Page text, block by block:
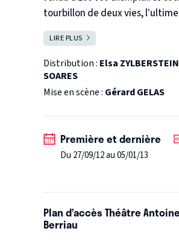
tourbillon de deux vies,
l’écrivain humaniste et sa
rivages paradisiaques.
deviennent un couple de
Rio, la pièce est un spectacle
Stefan Zweig.
LIRE PLUS
Distribution : Elsa ZYLBERSTEIN
SOARES
Mise en scène : Gérard GELAS
Première et dernière
Du 27/09/12 au 05/01/13
Plan d’accès Théâtre
Berriau